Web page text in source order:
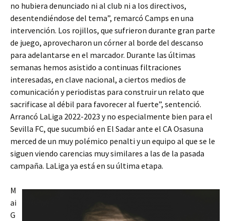
no hubiera denunciado ni al club ni a los directivos,
desentendiéndose del tema”, remarcó Camps en una
intervención. Los rojillos, que sufrieron durante gran parte
de juego, aprovecharon un córner al borde del descanso
para adelantarse en el marcador. Durante las últimas
semanas hemos asistido a continuas filtraciones
interesadas, en clave nacional, a ciertos medios de
comunicación y periodistas para construir un relato que
sacrificase al débil para favorecer al fuerte”, sentenció.
Arrancó LaLiga 2022-2023 y no especialmente bien para el
Sevilla FC, que sucumbió en El Sadar ante el CA Osasuna
merced de un muy polémico penalti y un equipo al que se le
siguen viendo carencias muy similares a las de la pasada
campaña. LaLiga ya está en su última etapa.
M
ai
G